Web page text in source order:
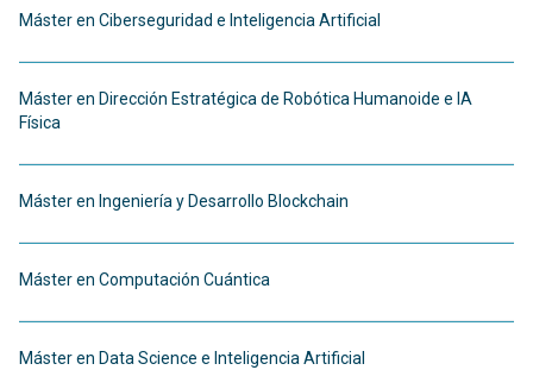
Máster en Ciberseguridad e Inteligencia Artificial
Máster en Dirección Estratégica de Robótica Humanoide e IA
Física
Máster en Ingeniería y Desarrollo Blockchain
Máster en Computación Cuántica
Máster en Data Science e Inteligencia Artificial